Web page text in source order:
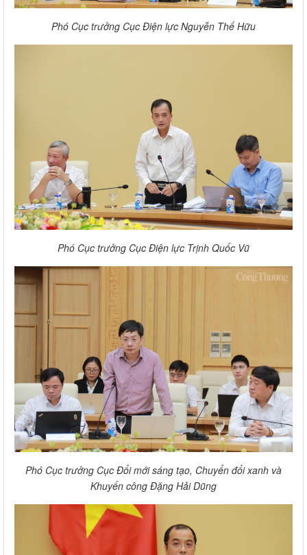
Phó Cục trưởng Cục Điện lực Nguyễn Thế Hữu
Phó Cục trưởng Cục Điện lực Trịnh Quốc Vũ
Phó Cục trưởng Cục Đổi mới sáng tạo, Chuyển đổi xanh và
Khuyến công Đặng Hải Dũng